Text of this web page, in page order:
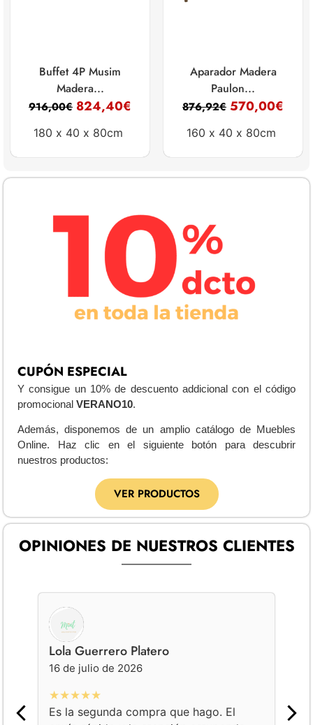
Buffet 4P Musim
Madera...
916,00€ 824,40€
180 x 40 x 80cm
Aparador Madera
Paulon...
876,92€ 570,00€
160 x 40 x 80cm
CUPÓN ESPECIAL
Y consigue un 10% de descuento addicional con el código
promocional VERANO10.
Además, disponemos de un amplio catálogo de Muebles
Online. Haz clic en el siguiente botón para descubrir
nuestros productos:
VER PRODUCTOS
OPINIONES DE NUESTROS CLIENTES
Lola Guerrero Platero
16 de julio de 2026
★★★★★
Es la segunda compra que hago. El